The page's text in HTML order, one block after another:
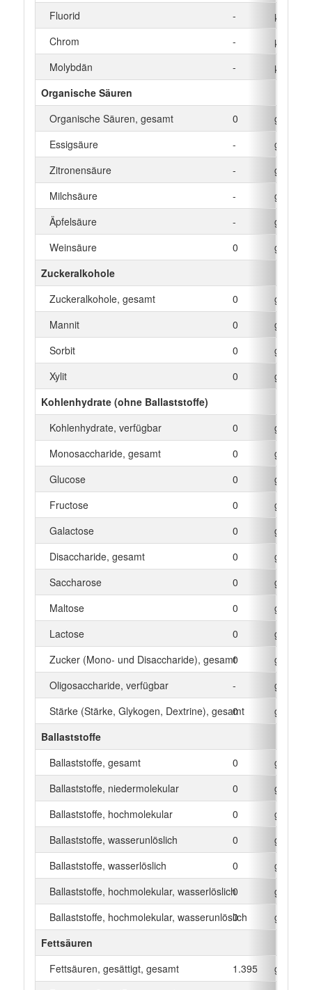
Fluorid -
µg
Chrom
-
µg
Molybdän
-
µg
Organische Säuren
Organische Säuren, gesamt
0
g
Essigsäure
-
g
Zitronensäure
-
g
Milchsäure
-
g
Äpfelsäure
-
g
Weinsäure
0
g
Zuckeralkohole
Zuckeralkohole, gesamt
0
g
Mannit
0
g
Sorbit
0
g
Xylit
0
g
Kohlenhydrate (ohne Ballaststoffe)
Kohlenhydrate, verfügbar
0
g
Monosaccharide, gesamt
0
g
Glucose
0
g
Fructose
0
g
Galactose
0
g
Disaccharide, gesamt
0
g
Saccharose
0
g
Maltose
0
g
Lactose
0
g
Zucker (Mono- und Disaccharide), gesamt0
g
Oligosaccharide, verfügbar
-
g
Stärke (Stärke, Glykogen, Dextrine), gesamt
0
g
Ballaststoffe
Ballaststoffe, gesamt
0
g
Ballaststoffe, niedermolekular
0
g
Ballaststoffe, hochmolekular
0
g
Ballaststoffe, wasserunlöslich
0
g
Ballaststoffe, wasserlöslich
0
g
Ballaststoffe, hochmolekular, wasserlöslich0
g
Ballaststoffe, hochmolekular, wasserunlöslich
0
g
Fettsäuren
Fettsäuren, gesättigt, gesamt
1.395
g